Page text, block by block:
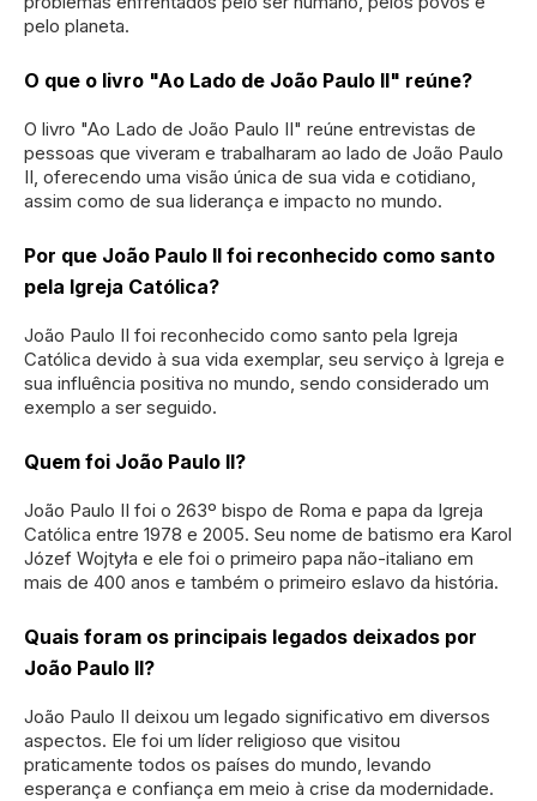
pelo planeta.
O que o livro "Ao Lado de João Paulo II" reúne?
O livro "Ao Lado de João Paulo II" reúne entrevistas de
pessoas que viveram e trabalharam ao lado de João Paulo
II, oferecendo uma visão única de sua vida e cotidiano,
assim como de sua liderança e impacto no mundo.
Por que João Paulo II foi reconhecido como santo
pela Igreja Católica?
João Paulo II foi reconhecido como santo pela Igreja
Católica devido à sua vida exemplar, seu serviço à Igreja e
sua influência positiva no mundo, sendo considerado um
exemplo a ser seguido.
Quem foi João Paulo II?
João Paulo II foi o 263º bispo de Roma e papa da Igreja
Católica entre 1978 e 2005. Seu nome de batismo era Karol
Józef Wojtyła e ele foi o primeiro papa não-italiano em
mais de 400 anos e também o primeiro eslavo da história.
Quais foram os principais legados deixados por
João Paulo II?
João Paulo II deixou um legado significativo em diversos
aspectos. Ele foi um líder religioso que visitou
praticamente todos os países do mundo, levando
esperança e confiança em meio à crise da modernidade.